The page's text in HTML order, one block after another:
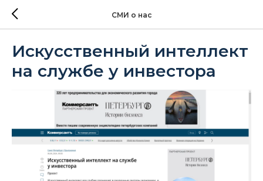
СМИ о нас
Искусственный интеллект
на службе у инвестора